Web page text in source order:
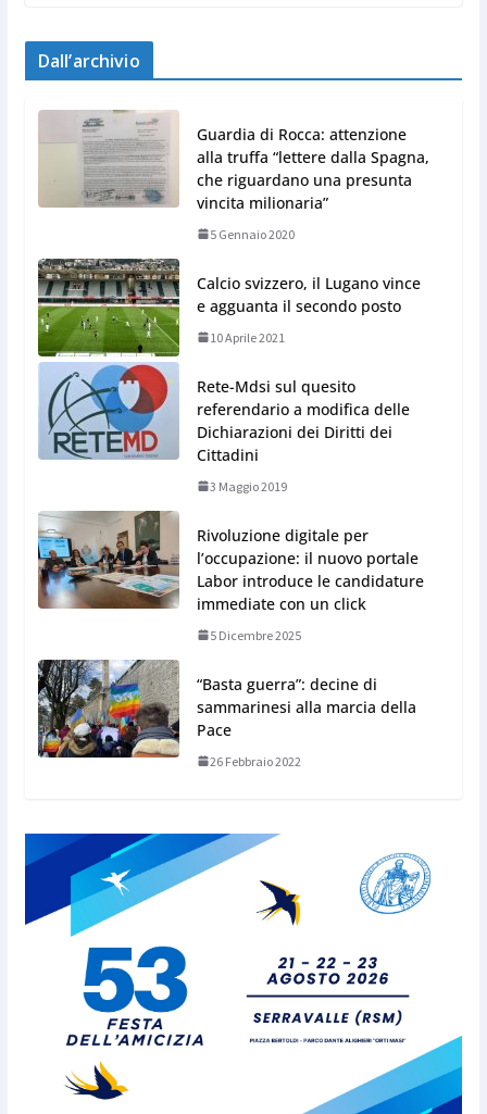
Dall’archivio
Guardia di Rocca: attenzione
alla truffa “lettere dalla Spagna,
che riguardano una presunta
vincita milionaria”
5 Gennaio 2020
Calcio svizzero, il Lugano vince
e agguanta il secondo posto
10 Aprile 2021
Rete-Mdsi sul quesito
referendario a modifica delle
Dichiarazioni dei Diritti dei
Cittadini
3 Maggio 2019
Rivoluzione digitale per
l’occupazione: il nuovo portale
Labor introduce le candidature
immediate con un click
5 Dicembre 2025
“Basta guerra”: decine di
sammarinesi alla marcia della
Pace
26 Febbraio 2022